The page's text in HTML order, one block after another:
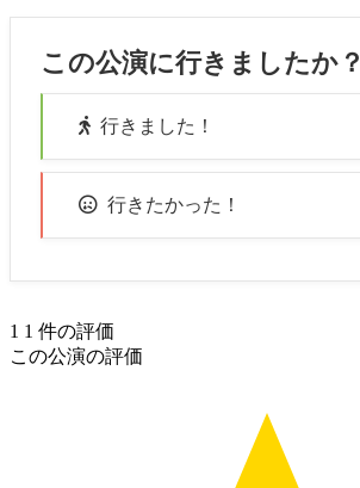
この公演に行きましたか？
行きました！
行きたかった！
1 1 件の評価
この公演の評価